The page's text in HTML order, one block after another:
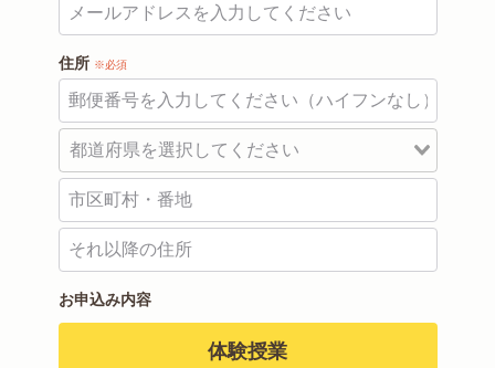
住所 ※必須
お申込み内容
体験授業